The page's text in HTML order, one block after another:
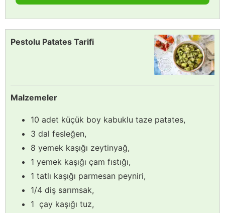
Pestolu Patates Tarifi
Malzemeler
10 adet küçük boy kabuklu taze patates,
3 dal fesleğen,
8 yemek kaşığı zeytinyağ,
1 yemek kaşığı çam fıstığı,
1 tatlı kaşığı parmesan peyniri,
1/4 diş sarımsak,
1 çay kaşığı tuz,